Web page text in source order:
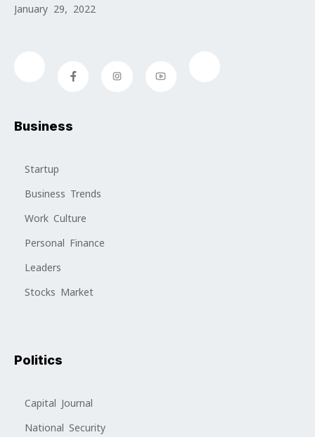
January 29, 2022
Business
Startup
Business Trends
Work Culture
Personal Finance
Leaders
Stocks Market
Politics
Capital Journal
National Security